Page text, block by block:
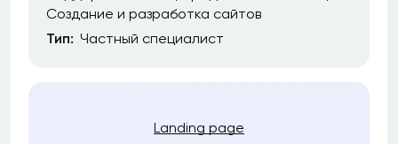
Создание и разработка сайтов
Тип: Частный специалист
Landing page